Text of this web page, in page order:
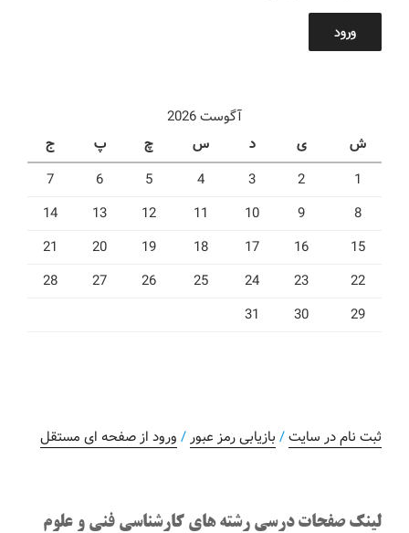
ورود
آگوست 2026
ش
ی د س چ پ
ج
1
2
3
4
5
6
7
8
9
10
11
12
13
14
15
16
17
18
19
20
21
22
23
24
25
26
27
28
29
30
31
ثبت نام در سایت/ بازیابی رمز عبور/ ورود از صفحه ای مستقل
لینک صفحات درسی رشته های کارشناسی فنی و علوم